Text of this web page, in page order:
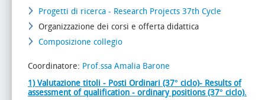
Progetti di ricerca - Research Projects 37th Cycle
Organizzazione dei corsi e offerta didattica
Composizione collegio
Coordinatore: Prof.ssa Amalia Barone
1) Valutazione titoli - Posti Ordinari (37° ciclo)- Results of
assessment of qualification - ordinary positions(37° ciclo).